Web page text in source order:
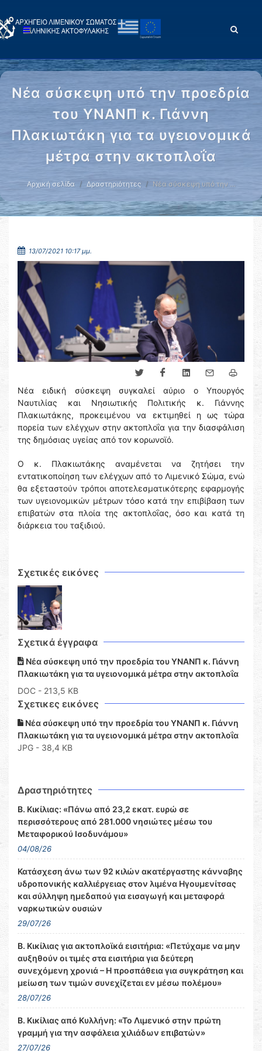
Νέα σύσκεψη υπό την προεδρία
του ΥΝΑΝΠ κ. Γιάννη
Πλακιωτάκη για τα υγειονομικά
μέτρα στην ακτοπλοΐα
Αρχική σελίδα Δραστηριότητες Νέα σύσκεψη υπό την …
13/07/2021 10:17 μμ.
Νέα ειδική σύσκεψη συγκαλεί αύριο ο Υπουργός
Ναυτιλίας και Νησιωτικής Πολιτικής κ. Γιάννης
Πλακιωτάκης, προκειμένου να εκτιμηθεί η ως τώρα
πορεία των ελέγχων στην ακτοπλοΐα για την διασφάλιση
της δημόσιας υγείας από τον κορωνοϊό.
Ο κ. Πλακιωτάκης αναμένεται να ζητήσει την
εντατικοποίηση των ελέγχων από το Λιμενικό Σώμα, ενώ
θα εξεταστούν τρόποι αποτελεσματικότερης εφαρμογής
των υγειονομικών μέτρων τόσο κατά την επιβίβαση των
επιβατών στα πλοία της ακτοπλοΐας, όσο και κατά τη
διάρκεια του ταξιδιού.
Σχετικές εικόνες
Σχετικά έγγραφα
Νέα σύσκεψη υπό την προεδρία του ΥΝΑΝΠ κ. Γιάννη
Πλακιωτάκη για τα υγειονομικά μέτρα στην ακτοπλοΐα
DOC - 213,5 KB
Σχετικες εικόνες
Νέα σύσκεψη υπό την προεδρία του ΥΝΑΝΠ κ. Γιάννη
Πλακιωτάκη για τα υγειονομικά μέτρα στην ακτοπλοΐα
JPG - 38,4 KB
Δραστηριότητες
Β. Κικίλιας: «Πάνω από 23,2 εκατ. ευρώ σε
περισσότερους από 281.000 νησιώτες μέσω του
Μεταφορικού Ισοδυνάμου»
04/08/26
Κατάσχεση άνω των 92 κιλών ακατέργαστης κάνναβης
υδροπονικής καλλιέργειας στον λιμένα Ηγουμενίτσας
και σύλληψη ημεδαπού για εισαγωγή και μεταφορά
ναρκωτικών ουσιών
29/07/26
Β. Κικίλιας για ακτοπλοϊκά εισιτήρια: «Πετύχαμε να μην
αυξηθούν οι τιμές στα εισιτήρια για δεύτερη
συνεχόμενη χρονιά – Η προσπάθεια για συγκράτηση και
μείωση των τιμών συνεχίζεται εν μέσω πολέμου»
28/07/26
Β. Κικίλιας από Κυλλήνη: «Το Λιμενικό στην πρώτη
γραμμή για την ασφάλεια χιλιάδων επιβατών»
27/07/26